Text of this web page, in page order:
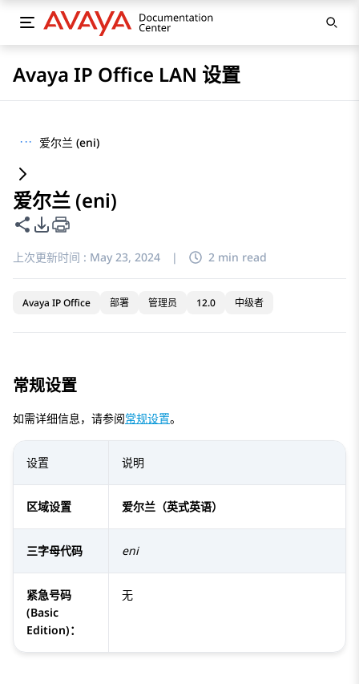
Avaya IP Office LAN 设置
··· 爱尔兰 (eni)
爱尔兰 (eni)
共享此页面
PDF 导出选项
上次更新时间 : May 23, 2024 | 2 min read
Avaya IP Office 部署 管理员 12.0 中级者
常规设置
如需详细信息，请参阅常规设置。
设置 说明
区域设置 爱尔兰（英式英语）
三字母代码 eni
紧急号码
(Basic
Edition)：
无